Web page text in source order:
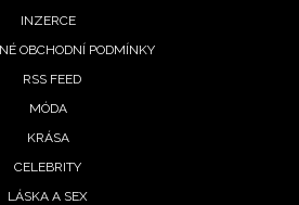
INZERCE
OBCHODNÍ PODMÍNKY
RSS FEED
MÓDA
KRÁSA
CELEBRITY
LÁSKA A SEX